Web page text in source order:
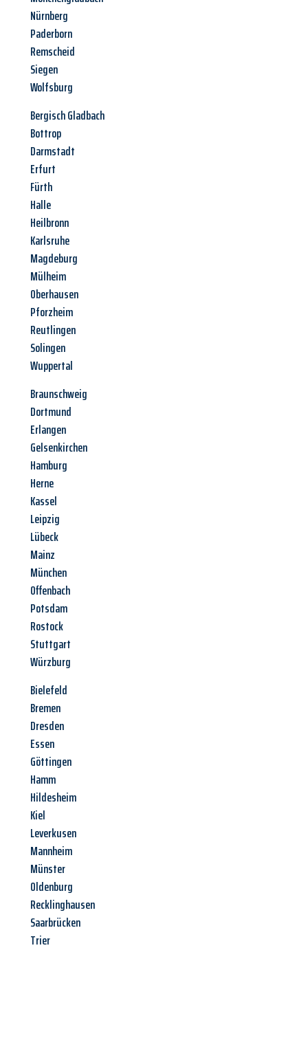
Nürnberg
Paderborn
Remscheid
Siegen
Wolfsburg
Bergisch Gladbach
Bottrop
Darmstadt
Erfurt
Fürth
Halle
Heilbronn
Karlsruhe
Magdeburg
Mülheim
Oberhausen
Pforzheim
Reutlingen
Solingen
Wuppertal
Braunschweig
Dortmund
Erlangen
Gelsenkirchen
Hamburg
Herne
Kassel
Leipzig
Lübeck
Mainz
München
Offenbach
Potsdam
Rostock
Stuttgart
Würzburg
Bielefeld
Bremen
Dresden
Essen
Göttingen
Hamm
Hildesheim
Kiel
Leverkusen
Mannheim
Münster
Oldenburg
Recklinghausen
Saarbrücken
Trier